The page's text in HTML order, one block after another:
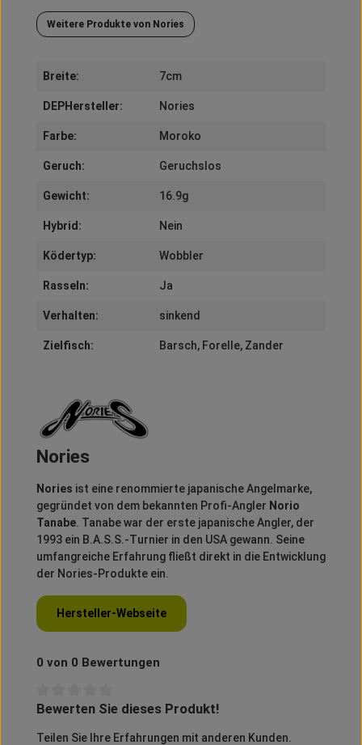
Weitere Produkte von Nories
Breite: 7cm
DEPHersteller: Nories
Farbe: Moroko
Geruch: Geruchslos
Gewicht: 16.9g
Hybrid: Nein
Ködertyp: Wobbler
Rasseln: Ja
Verhalten: sinkend
Zielfisch: Barsch, Forelle, Zander
Nories
Nories ist eine renommierte japanische Angelmarke,
gegründet von dem bekannten Profi-Angler Norio
Tanabe. Tanabe war der erste japanische Angler, der
1993 ein B.A.S.S.-Turnier in den USA gewann. Seine
umfangreiche Erfahrung fließt direkt in die Entwicklung
der Nories-Produkte ein.
Hersteller-Webseite
0 von 0 Bewertungen
Durchschnittliche Bewertung von 0 von 5 Sternen
Bewerten Sie dieses Produkt!
Teilen Sie Ihre Erfahrungen mit anderen Kunden.